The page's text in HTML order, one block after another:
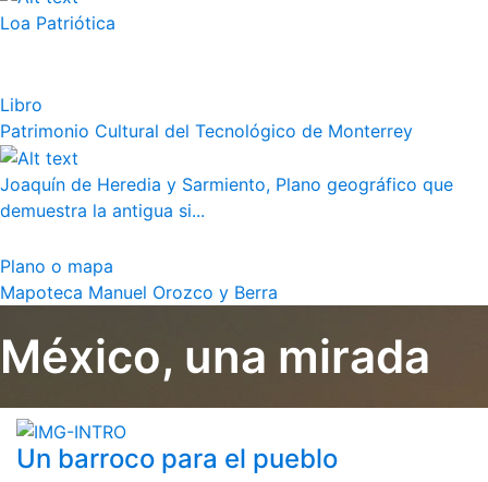
Loa Patriótica
Libro
Patrimonio Cultural del Tecnológico de Monterrey
Joaquín de Heredia y Sarmiento, Plano geográfico que
demuestra la antigua si...
Plano o mapa
Mapoteca Manuel Orozco y Berra
México, una mirada
Un barroco para el pueblo